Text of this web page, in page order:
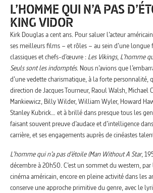
L’HOMME QUI N’A PAS
KING VIDOR
Kirk Douglas a cent ans. Pour saluer l’acteur
ses meilleurs films – et rôles – au sein d’une
classiques et chefs-d’œuvre : Les Vikings, L’homme
Seuls sont les indomptés. Nous n’avions que
d’une vedette charismatique, à la forte personnalité,
direction de Jacques Tourneur, Raoul Walsh, Michael
Mankiewicz, Billy Wilder, William Wyler, Howard
Stanley Kubrick… et à brillé dans presque tous les
faisant souvent preuve d’audace et d’intelligence
carrière, et ses engagements auprès de cinéastes
L’homme qui n’a pas d’étoile (Man Without A Star,
décembre à 20h50. C’est un sommet du western,
cinéma américain, encore en pleine activité dans les
conserve une approche primitive du genre, avec le